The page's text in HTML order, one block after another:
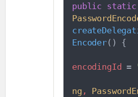
public static
Encoder( )
{
encodingId =
ng ,